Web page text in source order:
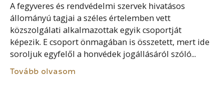
A fegyveres és rendvédelmi szervek hivatásos
állományú tagjai a széles értelemben vett
közszolgálati alkalmazottak egyik csoportját
képezik. E csoport önmagában is összetett, mert ide
soroljuk egyfelől a honvédek jogállásáról szóló...
Tovább olvasom